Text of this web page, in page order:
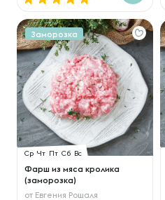
Заморозка
Ср Чт Пт Сб Вс
Фарш из мяса кролика
(заморозка)
от Евгения Рошаля